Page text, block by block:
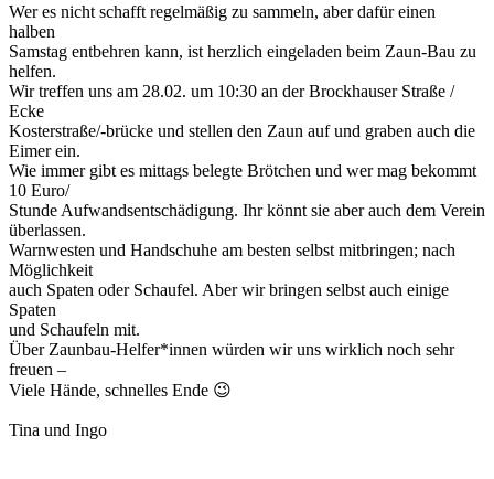
Wer es nicht schafft regelmäßig zu sammeln, aber dafür einen
halben
Samstag entbehren kann, ist herzlich eingeladen beim Zaun-Bau zu
helfen.
Wir treffen uns am 28.02. um 10:30 an der Brockhauser Straße /
Ecke
Kosterstraße/-brücke und stellen den Zaun auf und graben auch die
Eimer ein.
Wie immer gibt es mittags belegte Brötchen und wer mag bekommt
10 Euro/
Stunde Aufwandsentschädigung. Ihr könnt sie aber auch dem Verein
überlassen.
Warnwesten und Handschuhe am besten selbst mitbringen; nach
Möglichkeit
auch Spaten oder Schaufel. Aber wir bringen selbst auch einige
Spaten
und Schaufeln mit.
Über Zaunbau-Helfer*innen würden wir uns wirklich noch sehr
freuen –
Viele Hände, schnelles Ende 😉
Tina und Ingo